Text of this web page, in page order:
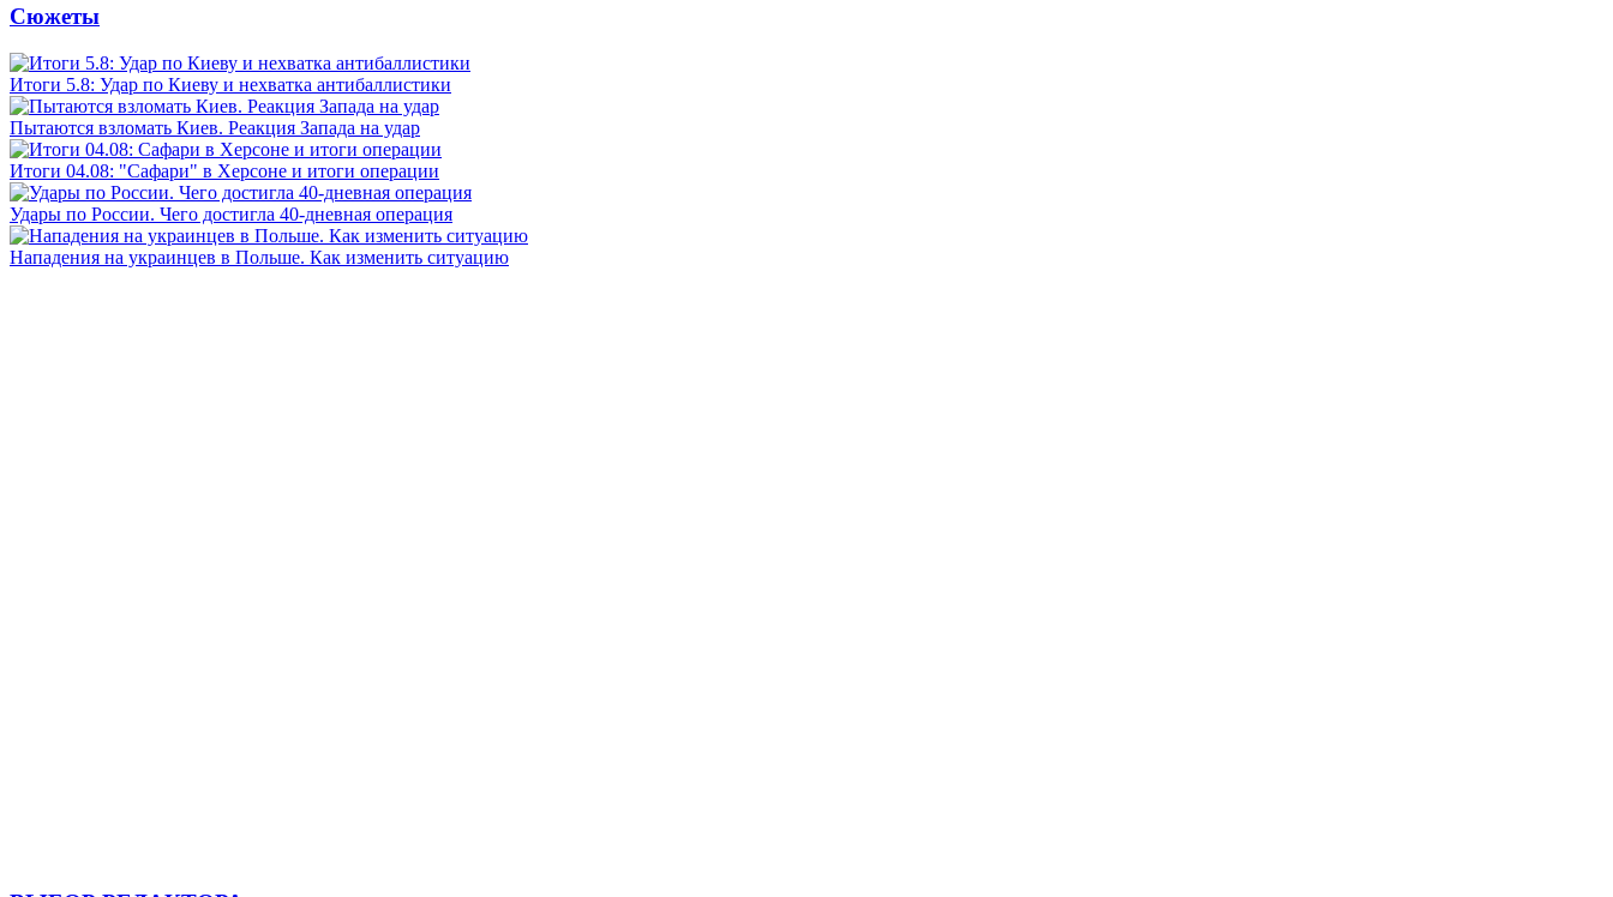
Сюжеты
Итоги 5.8: Удар по Киеву и нехватка антибаллистики
Пытаются взломать Киев. Реакция Запада на удар
Итоги 04.08: "Сафари" в Херсоне и итоги операции
Удары по России. Чего достигла 40-дневная операция
Нападения на украинцев в Польше. Как изменить ситуацию